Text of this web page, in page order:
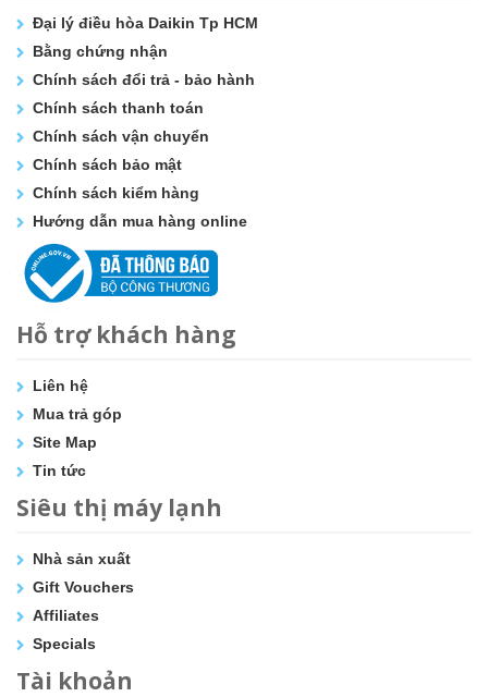
Đại lý điều hòa Daikin Tp HCM
Bằng chứng nhận
Chính sách đổi trả - bảo hành
Chính sách thanh toán
Chính sách vận chuyển
Chính sách bảo mật
Chính sách kiểm hàng
Hướng dẫn mua hàng online
Hỗ trợ khách hàng
Liên hệ
Mua trả góp
Site Map
Tin tức
Siêu thị máy lạnh
Nhà sản xuất
Gift Vouchers
Affiliates
Specials
Tài khoản